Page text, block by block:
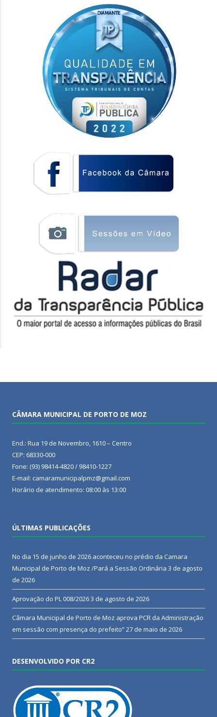
CÂMARA MUNICIPAL DE PORTO DE MOZ
End.: Rua 19 de Novembro, 1610 – Centro
CEP: 68330-000
Fone: (93) 98414-4820 / 98410-1227
E-mail: camaramunicipalpmz@gmail.com
Horário de atendimento: 08:00 às 13:00
ÚLTIMAS PUBLICAÇÕES
No dia 15 de junho de 2026 aconteceu no prédio da Camara
Municipal de Porto de Moz /Pará a Sessão Ordinária 3 de agosto
de 2026
Aprovação do PL 008/20263 de agosto de 2026
Câmara Municipal de Porto de Moz aprova PCR da Administração
em sessão com presença do prefeito”27 de maio de 2026
DESENVOLVIDO POR CR2